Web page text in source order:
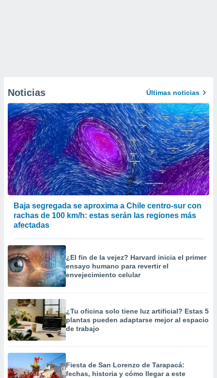
Noticias Últimas noticias
Baja segregada se aproxima a Chile centro-sur con
rachas de 100 km/h: estas serán las regiones más
afectadas
¿El fin de la vejez? Harvard inicia el primer
ensayo humano para revertir el
envejecimiento celular
¿Tu oficina solo tiene luz artificial? Estas 5
plantas pueden adaptarse mejor al espacio
de trabajo
Fiesta de San Lorenzo de Tarapacá:
fechas, historia y cómo llegar a este